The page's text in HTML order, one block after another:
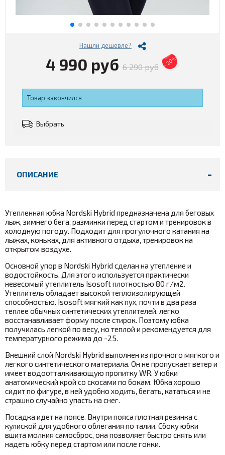
Нашли дешевле?
4 990 руб 6 290 руб - 20%
Товар закончился
Выбрать
ОПИСАНИЕ
Утепленная юбка Nordski Hybrid предназначена для беговых
лыж, зимнего бега, разминки перед стартом и тренировок в
холодную погоду. Подходит для прогулочного катания на
лыжах, коньках, для активного отдыха, тренировок на
открытом воздухе.
Основной упор в Nordski Hybrid сделан на утепление и
водостойкость. Для этого используется практически
невесомый утеплитель Isosoft плотностью 80 г/м2.
Утеплитель обладает высокой теплоизолирующей
способностью. Isosoft мягкий как пух, почти в два раза
теплее обычных синтетических утеплителей, легко
восстанавливает форму после стирок. Поэтому юбка
получилась легкой по весу, но теплой и рекомендуется для
температурного режима до -25.
Внешний слой Nordski Hybrid выполнен из прочного мягкого и
легкого синтетического материала. Он не пропускает ветер и
имеет водоотталкивающую пропитку WR. У юбки
анатомический крой со скосами по бокам. Юбка хорошо
сидит по фигуре, в ней удобно ходить, бегать, кататься и не
страшно случайно упасть на снег.
Посадка идет на поясе. Внутри пояса плотная резинка с
кулиской для удобного облегания по талии. Сбоку юбки
вшита молния самосброс, она позволяет быстро снять или
надеть юбку перед стартом или после гонки.